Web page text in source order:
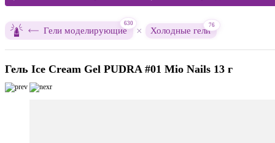
Гели моделирующие
630
× Холодные гели
76
Гель Ice Cream Gel PUDRA #01 Mio Nails 13 г